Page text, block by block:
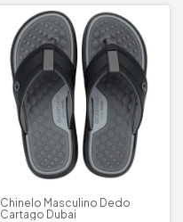
Chinelo Masculino Dedo
Cartago Dubai